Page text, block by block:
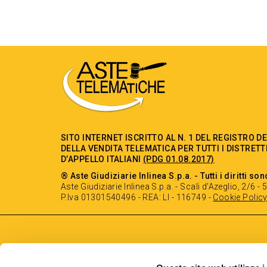
SITO INTERNET ISCRITTO AL N. 1 DEL REGISTRO
DELLA VENDITA TELEMATICA PER TUTTI I
D’APPELLO ITALIANI (PDG 01.08.2017)
® Aste Giudiziarie Inlinea S.p.a. - Tutti i diritti
Aste Giudiziarie Inlinea S.p.a. - Scali d'Azeglio, 2/6 -
P.Iva 01301540496 - REA: LI - 116749 - Cookie Policy